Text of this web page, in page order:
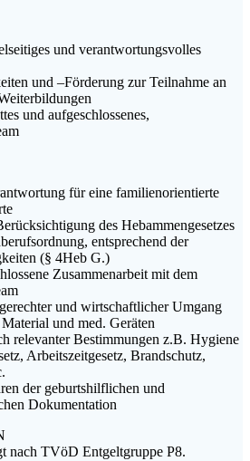
und verantwortungsvolles
und –Förderung zur Teilnahme an
und aufgeschlossenes,
für eine familienorientierte
des Hebammengesetzes
entsprechend der
(§ 4Heb G.)
Zusammenarbeit mit dem
und wirtschaftlicher Umgang
und med. Geräten
relevanter Bestimmungen z.B. Hygiene
Arbeitszeitgesetz, Brandschutz,
der geburtshilflichen und
Dokumentation
nach TVöD Entgeltgruppe P8.